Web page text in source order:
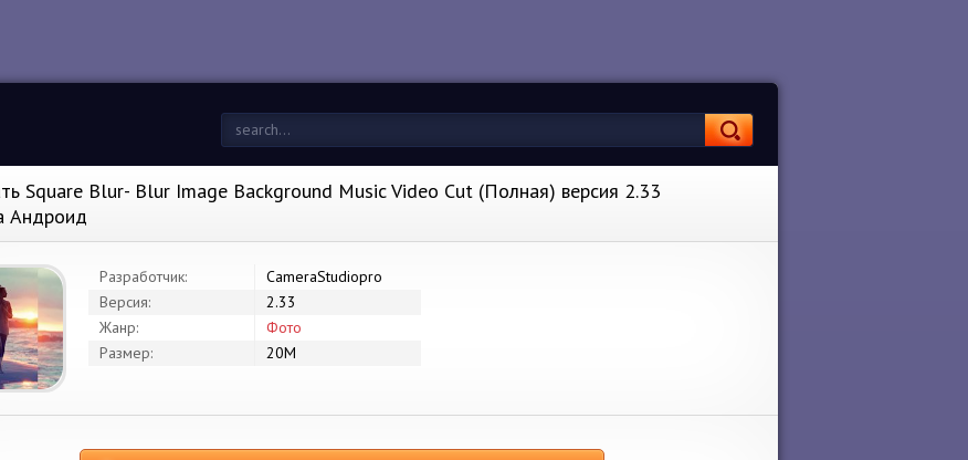
Square Blur- Blur Image Background Music Video Cut (Полная) версия 2.33
Андроид
Разработчик:
CameraStudiopro
Версия:
2.33
Жанр:
Фото
Размер:
20M